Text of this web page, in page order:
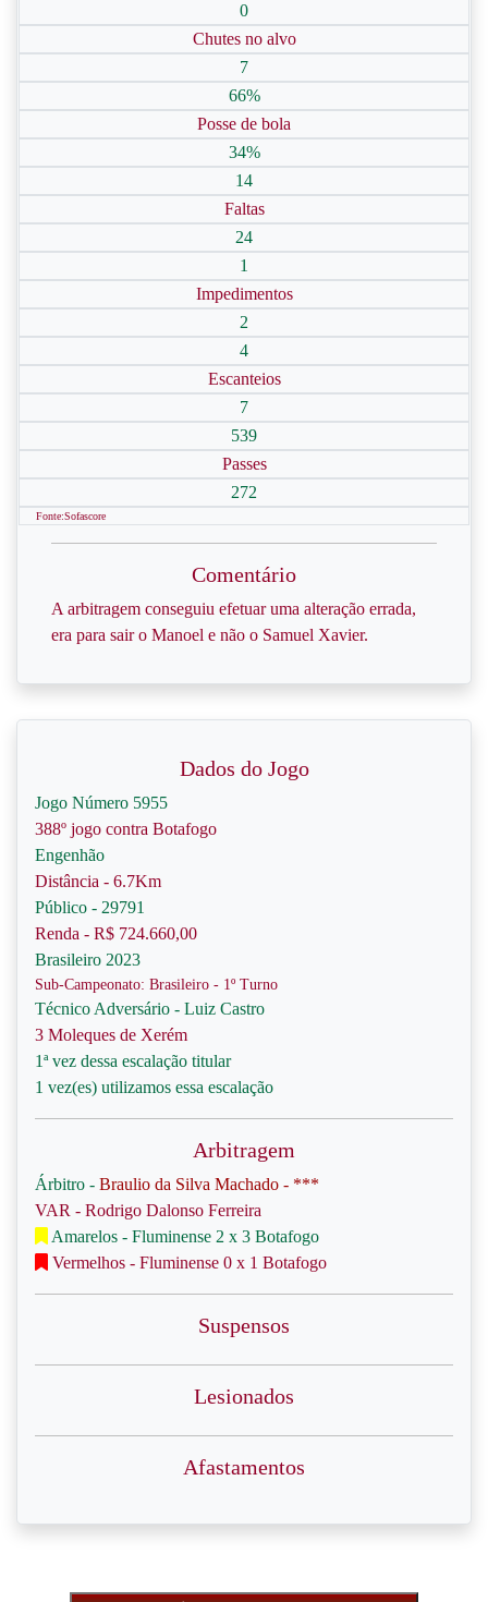
0
Chutes no alvo
7
66%
Posse de bola
34%
14
Faltas
24
1
Impedimentos
2
4
Escanteios
7
539
Passes
272
Fonte:Sofascore
Comentário
A arbitragem conseguiu efetuar uma alteração errada,
era para sair o Manoel e não o Samuel Xavier.
Dados do Jogo
Jogo Número 5955
388º jogo contra Botafogo
Engenhão
Distância - 6.7Km
Público - 29791
Renda - R$ 724.660,00
Brasileiro 2023
Sub-Campeonato: Brasileiro - 1º Turno
Técnico Adversário - Luiz Castro
3 Moleques de Xerém
1ª vez dessa escalação titular
1 vez(es) utilizamos essa escalação
Arbitragem
Árbitro - Braulio da Silva Machado - ***
VAR - Rodrigo Dalonso Ferreira
Amarelos - Fluminense 2 x 3 Botafogo
Vermelhos - Fluminense 0 x 1 Botafogo
Suspensos
Lesionados
Afastamentos